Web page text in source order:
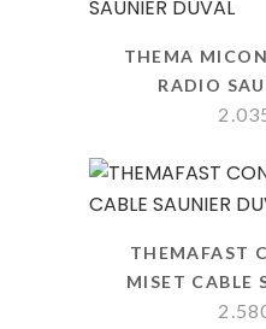
THEMA
RADIO
THEMAFAST
MISET CABLE